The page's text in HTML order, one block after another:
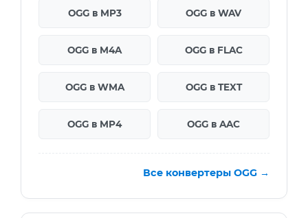
OGG в MP3 OGG в WAV
OGG в M4A OGG в FLAC
OGG в WMA OGG в TEXT
OGG в MP4 OGG в AAC
Все конвертеры OGG →